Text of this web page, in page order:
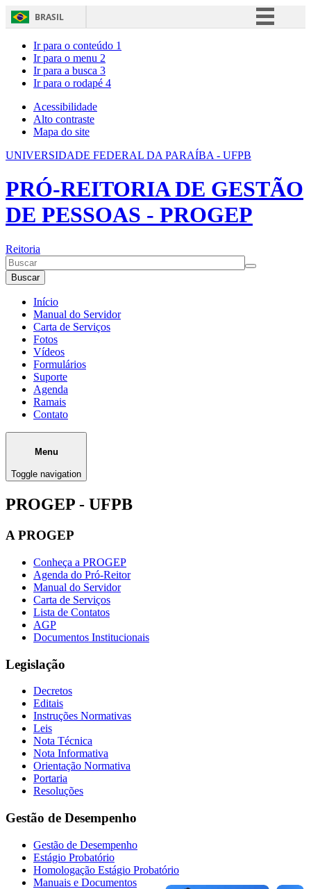
BRASIL
Canais
Ir para o conteúdo 1
Ir para o menu 2
Ir para a busca 3
Ir para o rodapé 4
Acessibilidade
Alto contraste
Mapa do site
UNIVERSIDADE FEDERAL DA PARAÍBA - UFPB
PRÓ-REITORIA DE GESTÃO
DE PESSOAS - PROGEP
Reitoria
Buscar
Início
Manual do Servidor
Carta de Serviços
Fotos
Vídeos
Formulários
Suporte
Agenda
Ramais
Contato
Menu
Toggle navigation
PROGEP - UFPB
A PROGEP
Conheça a PROGEP
Agenda do Pró-Reitor
Manual do Servidor
Carta de Serviços
Lista de Contatos
AGP
Documentos Institucionais
Legislação
Decretos
Editais
Instruções Normativas
Leis
Nota Técnica
Nota Informativa
Orientação Normativa
Portaria
Resoluções
Gestão de Desempenho
Gestão de Desempenho
Estágio Probatório
Homologação Estágio Probatório
Manuais e Documentos